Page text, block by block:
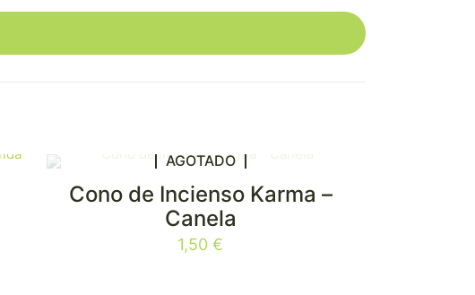
AGOTADO
Cono de Incienso Karma –
Canela
1,50€